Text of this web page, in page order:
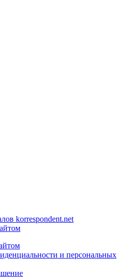
korrespondent.net
и персональных